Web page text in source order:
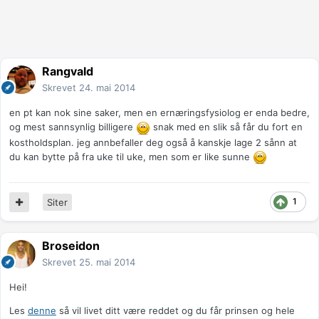
Rangvald
Skrevet 24. mai 2014
en pt kan nok sine saker, men en ernæringsfysiolog er enda bedre,
og mest sannsynlig billigere
snak med en slik så får du fort en
kostholdsplan. jeg annbefaller deg også å kanskje lage 2 sånn at
du kan bytte på fra uke til uke, men som er like sunne
1
Siter
Broseidon
Skrevet 25. mai 2014
Hei!
Les denne så vil livet ditt være reddet og du får prinsen og hele